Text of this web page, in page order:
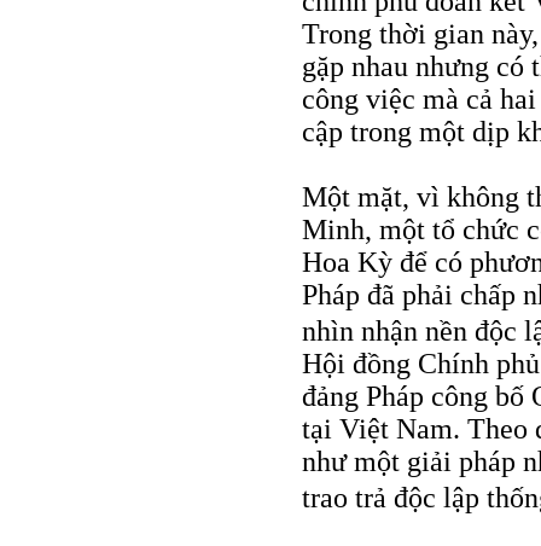
Trong thời gian
gặp nhau nhưng có
công việc mà cả
cập trong một dịp
Một mặt, vì không
Minh, một tổ chức
Hoa Kỳ để có
Pháp đã phải chấp
nhìn nhận nền độc
Hội đồng Chính
đảng Pháp công bố
tại Việt Nam. Theo
như một giải pháp
trao trả độc lập